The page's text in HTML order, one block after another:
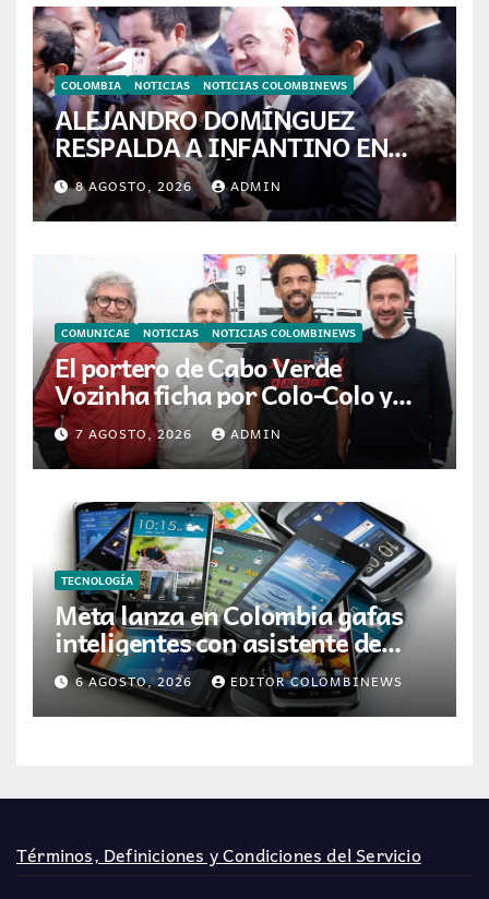
COLOMBIA NOTICIAS NOTICIAS COLOMBINEWS
ALEJANDRO DOMÍNGUEZ
RESPALDA A INFANTINO EN
CALI: «ES EL LÍDER DE LA
TRANSFORMACIÓN DEL
FÚTBOL»
8 AGOSTO, 2026 ADMIN
COMUNICAE NOTICIAS NOTICIAS COLOMBINEWS
El portero de Cabo Verde
Vozinha ficha por Colo-Colo y
JETOUR respalda su nueva
etapa
7 AGOSTO, 2026 ADMIN
TECNOLOGÍA
Meta lanza en Colombia gafas
inteligentes con asistente de
inteligencia artificial
6 AGOSTO, 2026 EDITOR COLOMBINEWS
Términos, Definiciones y Condiciones del Servicio